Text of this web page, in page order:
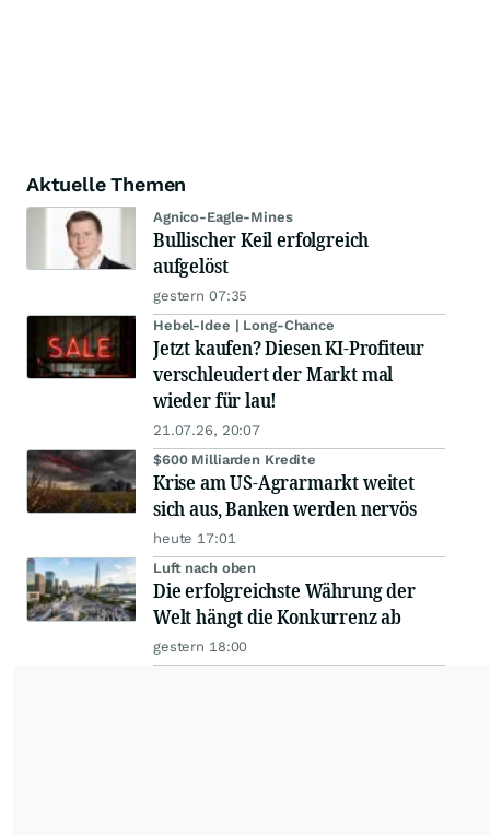
Aktuelle Themen
Agnico-Eagle-Mines
Bullischer Keil erfolgreich
aufgelöst
gestern 07:35
Hebel-Idee | Long-Chance
Jetzt kaufen? Diesen KI-Profiteur
verschleudert der Markt mal
wieder für lau!
21.07.26, 20:07
$600 Milliarden Kredite
Krise am US-Agrarmarkt weitet
sich aus, Banken werden nervös
heute 17:01
Luft nach oben
Die erfolgreichste Währung der
Welt hängt die Konkurrenz ab
gestern 18:00